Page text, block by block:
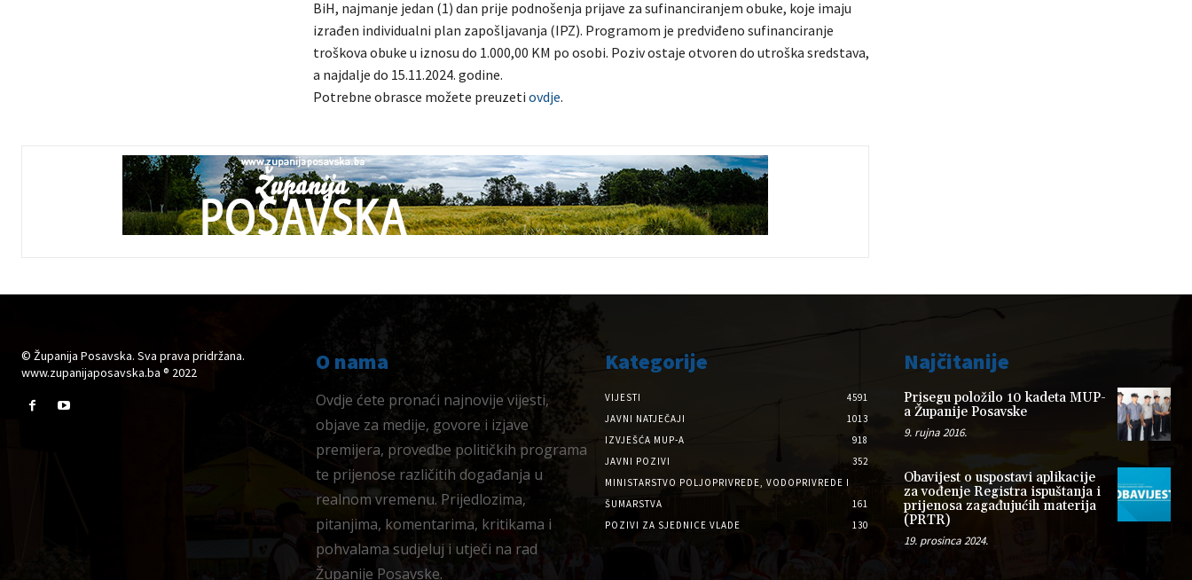
BiH, najmanje jedan (1) dan prije podnošenja prijave za sufinanciranjem obuke, koje imaju
izrađen individualni plan zapošljavanja (IPZ). Programom je predviđeno sufinanciranje
troškova obuke u iznosu do 1.000,00 KM po osobi. Poziv ostaje otvoren do utroška sredstava,
a najdalje do 15.11.2024. godine.
Potrebne obrasce možete preuzeti ovdje.
© Županija Posavska. Sva prava pridržana.
www.zupanijaposavska.ba ® 2022
O nama
Ovdje ćete pronaći najnovije vijesti,
objave za medije, govore i izjave
premijera, provedbe političkih programa
te prijenose različitih događanja u
realnom vremenu. Prijedlozima,
pitanjima, komentarima, kritikama i
pohvalama sudjeluj i utječi na rad
Županije Posavske.
Kategorije
VIJESTI
4591
JAVNI NATJEČAJI
1013
IZVJEŠĆA MUP-A
918
JAVNI POZIVI
352
MINISTARSTVO POLJOPRIVREDE, VODOPRIVREDE I
ŠUMARSTVA
161
POZIVI ZA SJEDNICE VLADE
130
Najčitanije
Prisegu položilo 10 kadeta MUP-
a Županije Posavske
9. rujna 2016.
Obavijest o uspostavi aplikacije
za vođenje Registra ispuštanja i
prijenosa zagađujućih materija
(PRTR)
19. prosinca 2024.